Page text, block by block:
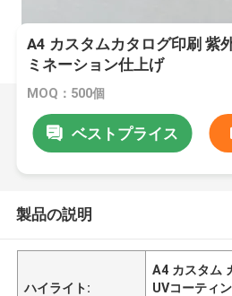
A4 カスタムカタログ印刷 紫
ミネーション仕上げ
MOQ：500個
ベストプライス
製品の説明
ハイライト:
A4 カスタム
UVコーティ